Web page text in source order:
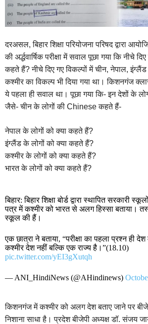
दरअसल, बिहार शिक्षा परियोजना परिषद द्वारा
की अर्द्धवार्षिक परीक्षा में सवाल पूछा गया कि नीचे
कहते हैं? नीचे दिए गए विकल्पों में चीन, नेपाल,
कश्मीर का विकल्प भी दिया गया था। किशनगंज
ये पहला ही सवाल था। पूछा गया कि- इन देशों के
जैसे- चीन के लोगों की Chinese कहते हैं-
नेपाल के लोगों को क्या कहते हैं?
इंग्लैंड के लोगों को क्या कहते हैं?
कश्मीर के लोगों को क्या कहते हैं?
भारत के लोगों को क्या कहते हैं?
बिहार: बिहार शिक्षा बोर्ड द्वारा स्थापित सरकारी
पत्र में कश्मीर को भारत से अलग हिस्सा बताया।
स्कूल की हैं।
एक छात्रा ने बताया, “परीक्षा का पहला प्रश्न ही
कश्मीर देश नहीं बल्कि एक राज्य है।”(18.10)
pic.twitter.com/yEI3gXutqh
— ANI_HindiNews (@AHindinews)
किशनगंज में कश्मीर को अलग देश बताए जाने पर
निशाना साधा है। प्रदेश बीजेपी अध्यक्ष डॉ. संजय